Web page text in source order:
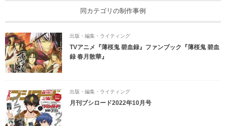
同カテゴリの制作事例
出版・編集・ライティング
TVアニメ『薄桜鬼 碧血録』ファンブック『薄桜鬼 碧血
録 春月散華』
出版・編集・ライティング
月刊ブシロード2022年10月号